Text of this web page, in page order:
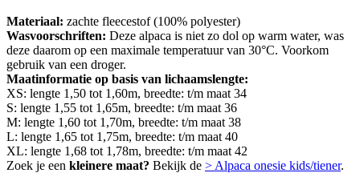
Materiaal: zachte fleecestof (100% polyester)
Wasvoorschriften: Deze alpaca is niet zo dol op warm water, was
deze daarom op een maximale temperatuur van 30°C. Voorkom
gebruik van een droger.
Maatinformatie op basis van lichaamslengte:
XS: lengte 1,50 tot 1,60m, breedte: t/m maat 34
S: lengte 1,55 tot 1,65m, breedte: t/m maat 36
M: lengte 1,60 tot 1,70m, breedte: t/m maat 38
L: lengte 1,65 tot 1,75m, breedte: t/m maat 40
XL: lengte 1,68 tot 1,78m, breedte: t/m maat 42
Zoek je een kleinere maat? Bekijk de > Alpaca onesie kids/tiener.